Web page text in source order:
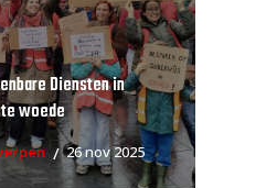
Diensten in
woede
26 nov 2025